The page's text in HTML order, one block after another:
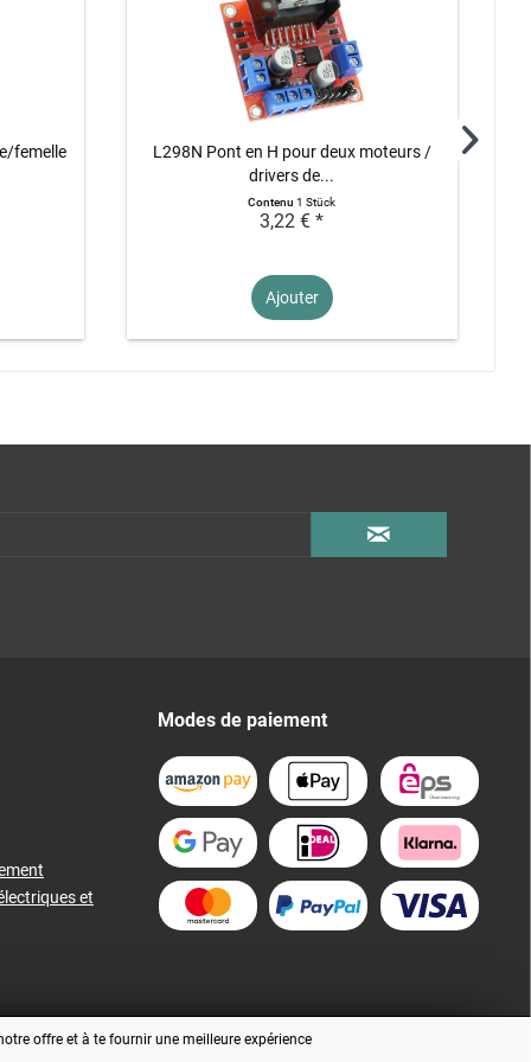
femelle
L298N Pont en H pour deux moteurs /
drivers de...
Contenu1 Stück
3,22 € *
Ajouter
et
Modes de paiement
offre et à te fournir une meilleure expérience